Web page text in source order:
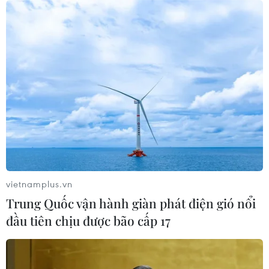
Từ mở rộng số lượng đến nâng cao
chất lượng doanh nghiệp tư nhân ở
Tây Ninh
06/08/2026 04:23
Alphabet cải tổ hàng ngũ lãnh đạo
giữa cuộc đua AGI
Doanh nghiệp Trung Quốc đánh giá
cao triển vọng hợp tác cơ giới hóa
vietnamplus.vn
Trung Quốc vận hành giàn phát điện gió nổi
đầu tiên chịu được bão cấp 17